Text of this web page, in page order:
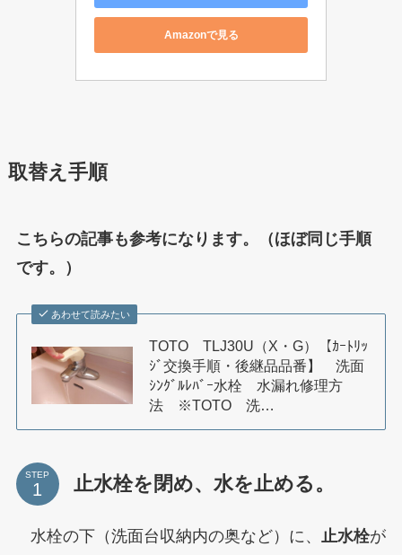
Amazonで見る
取替え手順
こちらの記事も参考になります。（ほぼ同じ手順
です。）
あわせて読みたい
TOTO TLJ30U（X・G）【ｶｰﾄﾘｯ
ｼﾞ交換手順・後継品品番】 洗面
ｼﾝｸﾞﾙﾚﾊﾞｰ水栓 水漏れ修理方
法 ※TOTO 洗…
STEP 止水栓を閉め、水を止める。
水栓の下（洗面台収納内の奥など）に、 止水栓が